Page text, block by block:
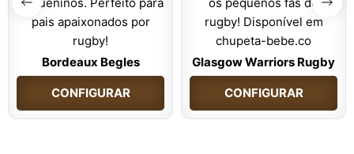
Bordeaux Begles
CONFIGURAR
Glasgow Warriors Rugby
CONFIGURAR